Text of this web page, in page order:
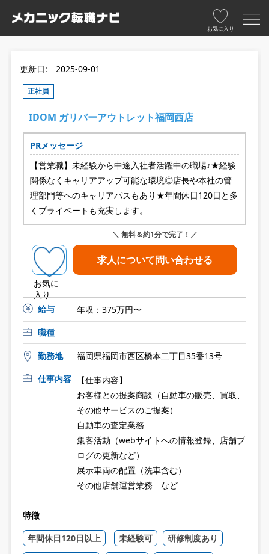
お気に入り
更新日: 2025-09-01
正社員
IDOM ガリバーアウトレット福岡西店
PRメッセージ
【営業職】未経験から中途入社者活躍中の職場♪★経験
関係なくキャリアアップ可能な環境◎店長や本社の管
理部門等へのキャリアパスもあり★年間休日120日と多
くプライベートも充実します。
お気に
入り
＼ 無料＆約1分で完了！／
求人について問い合わせる
給与
年収：375万円〜
職種
勤務地
福岡県福岡市西区橋本二丁目35番13号
仕事内容
【仕事内容】
お客様との提案商談（自動車の販売、買取、
その他サービスのご提案）
自動車の査定業務
集客活動（webサイトへの情報登録、店舗ブ
ログの更新など）
展示車両の配置（洗車含む）
その他店舗運営業務 など
特徴
年間休日120日以上
未経験可
研修制度あり